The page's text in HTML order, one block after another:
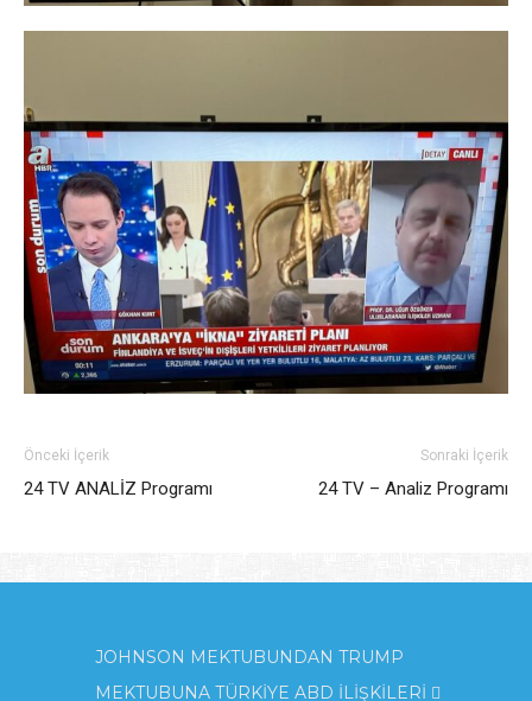
Önceki İçerik
24 TV ANALİZ Programı
Sonraki İçerik
24 TV – Analiz Programı